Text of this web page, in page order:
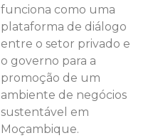
funciona como uma
plataforma de diálogo
entre o setor privado e
o governo para a
promoção de um
ambiente de negócios
sustentável em
Moçambique.